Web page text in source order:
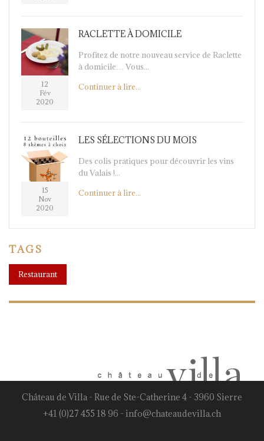
12
Fév
2020
RACLETTE À DOMICILE
Profitez de notre nouveau service de Raclette
à domicile… Vous...
Continuer à lire...
15
Nov
2020
LES SÉLECTIONS DU MOIS
Des colis pratiques pour découvrir les vins
du Valais !...
Continuer à lire...
TAGS
Restaurant
Château de Villa - Rue de Ste-Catherine 4 - 3960 Sierre
+41 (0)27 455 18 96 - info@chateaudevilla.ch